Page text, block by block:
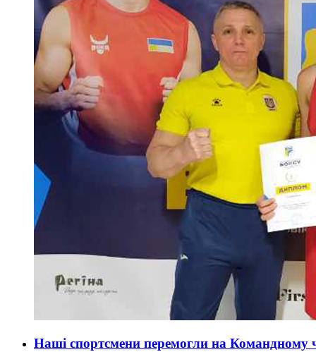
Наші спортсмени перемогли на Командному